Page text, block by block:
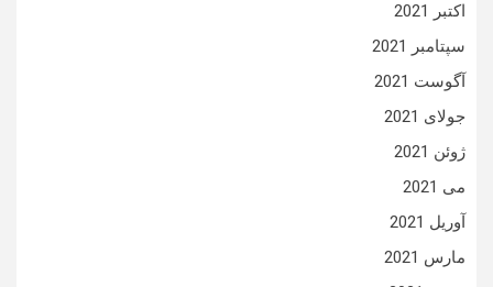
اکتبر 2021
سپتامبر 2021
آگوست 2021
جولای 2021
ژوئن 2021
می 2021
آوریل 2021
مارس 2021